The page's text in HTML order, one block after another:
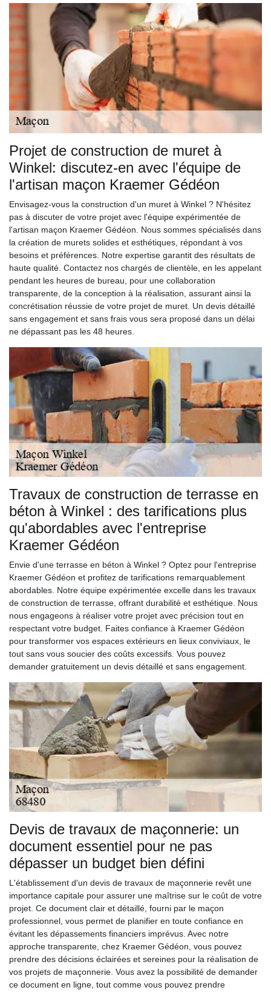
Projet de construction de muret à
Winkel: discutez-en avec l'équipe de
l'artisan maçon Kraemer Gédéon
Envisagez-vous la construction d'un muret à Winkel ? N'hésitez
pas à discuter de votre projet avec l'équipe expérimentée de
l'artisan maçon Kraemer Gédéon. Nous sommes spécialisés dans
la création de murets solides et esthétiques, répondant à vos
besoins et préférences. Notre expertise garantit des résultats de
haute qualité. Contactez nos chargés de clientèle, en les appelant
pendant les heures de bureau, pour une collaboration
transparente, de la conception à la réalisation, assurant ainsi la
concrétisation réussie de votre projet de muret. Un devis détaillé
sans engagement et sans frais vous sera proposé dans un délai
ne dépassant pas les 48 heures.
Travaux de construction de terrasse en
béton à Winkel : des tarifications plus
qu'abordables avec l'entreprise
Kraemer Gédéon
Envie d'une terrasse en béton à Winkel ? Optez pour l'entreprise
Kraemer Gédéon et profitez de tarifications remarquablement
abordables. Notre équipe expérimentée excelle dans les travaux
de construction de terrasse, offrant durabilité et esthétique. Nous
nous engageons à réaliser votre projet avec précision tout en
respectant votre budget. Faites confiance à Kraemer Gédéon
pour transformer vos espaces extérieurs en lieux conviviaux, le
tout sans vous soucier des coûts excessifs. Vous pouvez
demander gratuitement un devis détaillé et sans engagement.
Devis de travaux de maçonnerie: un
document essentiel pour ne pas
dépasser un budget bien défini
L'établissement d'un devis de travaux de maçonnerie revêt une
importance capitale pour assurer une maîtrise sur le coût de votre
projet. Ce document clair et détaillé, fourni par le maçon
professionnel, vous permet de planifier en toute confiance en
évitant les dépassements financiers imprévus. Avec notre
approche transparente, chez Kraemer Gédéon, vous pouvez
prendre des décisions éclairées et sereines pour la réalisation de
vos projets de maçonnerie. Vous avez la possibilité de demander
ce document en ligne, tout comme vous pouvez prendre